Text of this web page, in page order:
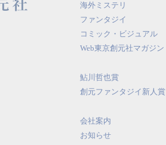
海外ミステリ
ファンタジイ
コミック・ビジュアル
Web東京創元社マガジン
鮎川哲也賞
創元ファンタジイ新人賞
会社案内
お知らせ